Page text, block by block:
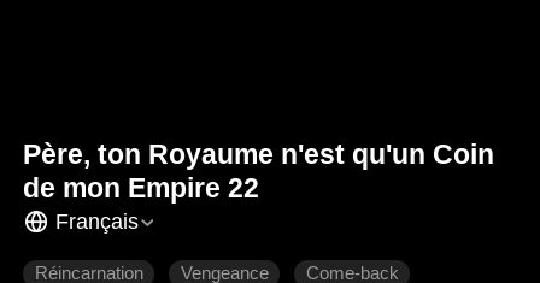
Père, ton Royaume n'est qu'un Coin
de mon Empire 22
Français
Réincarnation Vengeance Come-back